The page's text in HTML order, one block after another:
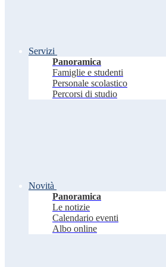
Servizi
Panoramica
Famiglie e studenti
Personale scolastico
Percorsi di studio
Novità
Panoramica
Le notizie
Calendario eventi
Albo online